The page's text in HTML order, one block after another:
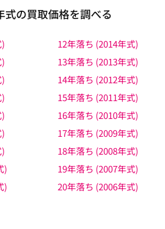
式の買取価格を調べる
)
)
12年落ち (2014年式)
13年落ち (2013年式)
14年落ち (2012年式)
15年落ち (2011年式)
16年落ち (2010年式)
17年落ち (2009年式)
18年落ち (2008年式)
19年落ち (2007年式)
20年落ち (2006年式)